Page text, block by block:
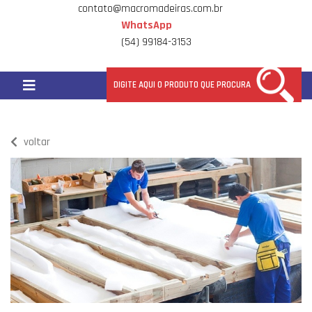
contato@macromadeiras.com.br
WhatsApp
(54) 99184-3153
voltar